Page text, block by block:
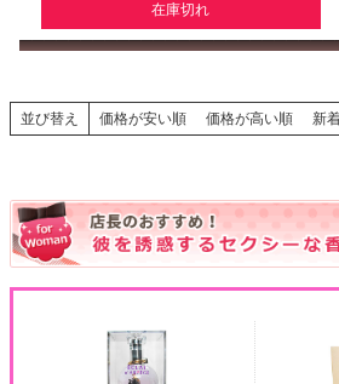
在庫切れ
並び替え 価格が安い順 価格が高い順 新